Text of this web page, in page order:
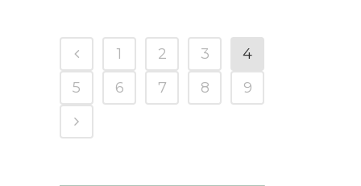
1 2 3
4
5
6 7 8 9